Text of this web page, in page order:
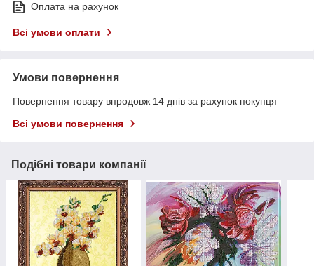
Оплата на рахунок
Всі умови оплати
Умови повернення
Повернення товару впродовж 14 днів за рахунок покупця
Всі умови повернення
Подібні товари компанії